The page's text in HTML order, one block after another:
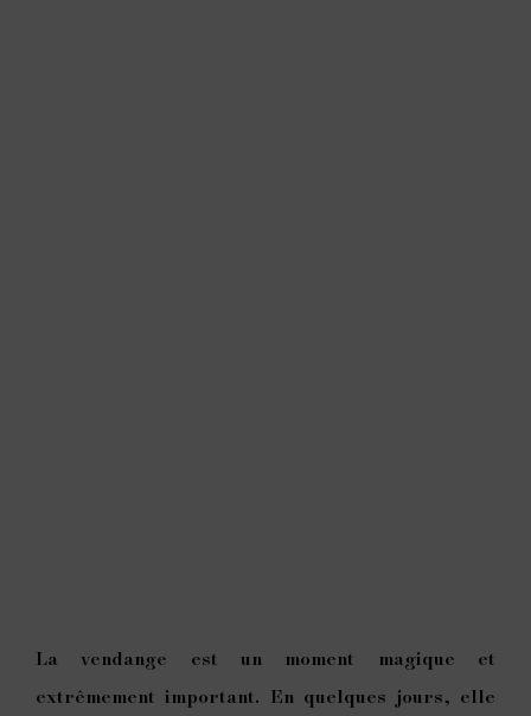
La vendange est un moment magique et
extrêmement important. En quelques jours, elle